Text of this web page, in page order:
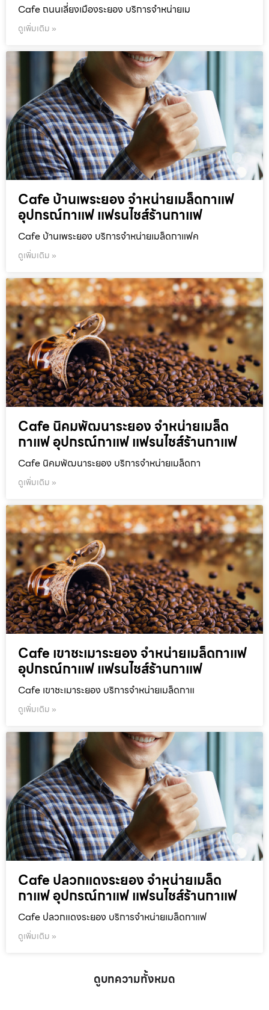
Cafe ถนนเลี่ยงเมืองระยอง บริการจำหน่ายเม
ดูเพิ่มเติม »
Cafe บ้านเพระยอง จำหน่ายเมล็ดกาแฟ
อุปกรณ์กาแฟ แฟรนไชส์ร้านกาแฟ
Cafe บ้านเพระยอง บริการจำหน่ายเมล็ดกาแฟค
ดูเพิ่มเติม »
Cafe นิคมพัฒนาระยอง จำหน่ายเมล็ด
กาแฟ อุปกรณ์กาแฟ แฟรนไชส์ร้านกาแฟ
Cafe นิคมพัฒนาระยอง บริการจำหน่ายเมล็ดกา
ดูเพิ่มเติม »
Cafe เขาชะเมาระยอง จำหน่ายเมล็ดกาแฟ
อุปกรณ์กาแฟ แฟรนไชส์ร้านกาแฟ
Cafe เขาชะเมาระยอง บริการจำหน่ายเมล็ดกาแ
ดูเพิ่มเติม »
Cafe ปลวกแดงระยอง จำหน่ายเมล็ด
กาแฟ อุปกรณ์กาแฟ แฟรนไชส์ร้านกาแฟ
Cafe ปลวกแดงระยอง บริการจำหน่ายเมล็ดกาแฟ
ดูเพิ่มเติม »
ดูบทความทั้งหมด